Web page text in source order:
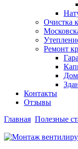
Очистка
Ремонт
Контакты
Отзывы
Главная Полезные